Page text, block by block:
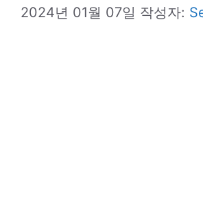
2024년 01월 07일 작성자: